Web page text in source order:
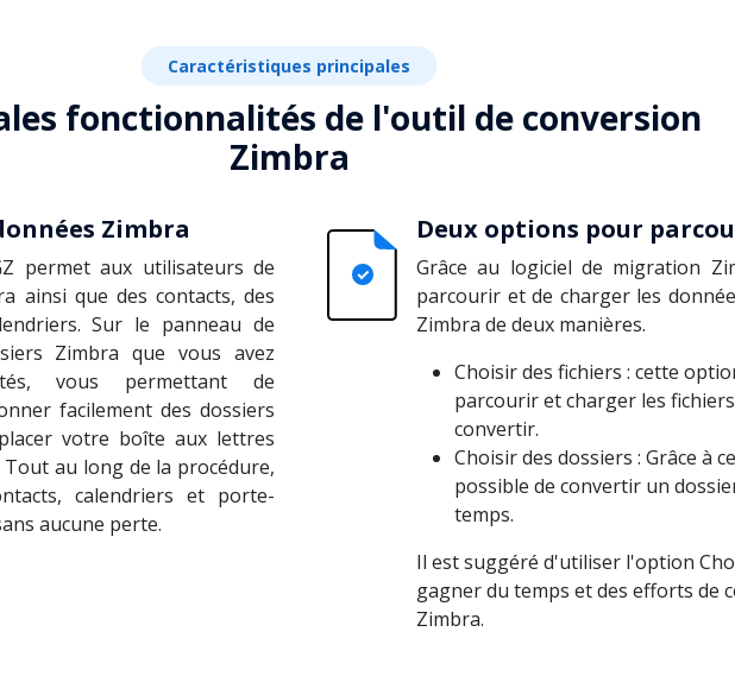
Caractéristiques principales
fonctionnalités de l'outil de conversion
Zimbra
Zimbra
permet aux utilisateurs de
ainsi que des contacts, des
Sur le panneau de
Zimbra que vous avez
vous permettant de
facilement des dossiers
votre boîte aux lettres
au long de la procédure,
calendriers et porte-
aucune perte.
Deux options pour
Grâce au logiciel de migration
parcourir et de charger les
Zimbra de deux manières.
Choisir des fichiers : cette
parcourir et charger les
convertir.
Choisir des dossiers : Grâce à
possible de convertir un
temps.
Il est suggéré d'utiliser l'option
gagner du temps et des efforts de
Zimbra.